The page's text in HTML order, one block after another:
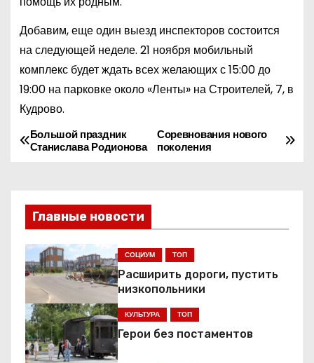
Добавим, еще один выезд инспекторов состоится
на следующей неделе. 21 ноября мобильный
комплекс будет ждать всех желающих с 15:00 до
19:00 на парковке около «Ленты» на Строителей, 7, в
Кудрово.
Н
в
и
г
а
ц
и
Соревнования нового
поколения
Большой праздник
Станислава Родионова
Главные новости
СОЦИУМ ТОП
Расширить дороги, пустить
низкопольники
КУЛЬТУРА ТОП
Герои без постаментов